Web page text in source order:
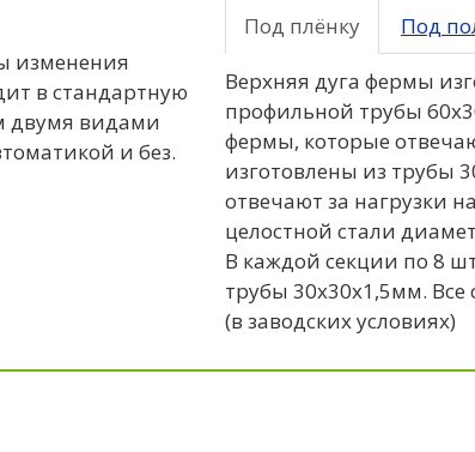
изменения
в стандартную
двумя видами
и без.
Под плёнку
Под
Верхняя дуга фермы
профильной трубы
фермы, которые
изготовлены из трубы
отвечают за нагрузки
целостной стали
В каждой секции по 8
трубы 30x30x1,5мм. Все
(в заводских условиях)